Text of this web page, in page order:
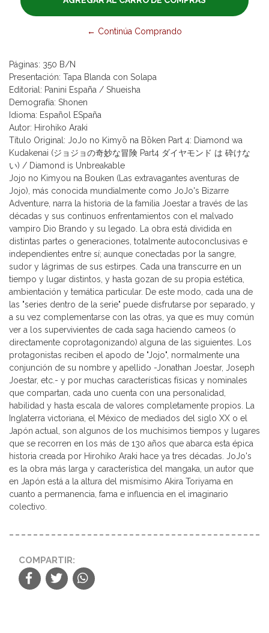
← Continúa Comprando
Páginas: 350 B/N
Presentación: Tapa Blanda con Solapa
Editorial: Panini España / Shueisha
Demografía: Shonen
Idioma: Español ESpaña
Autor: Hirohiko Araki
Título Original: JoJo no Kimyō na Bōken Part 4: Diamond wa
Kudakenai (ジョジョの奇妙な冒険 Part4 ダイヤモンド は 砕けな
い) / Diamond is Unbreakable
Jojo no Kimyou na Bouken (Las extravagantes aventuras de
Jojo), más conocida mundialmente como JoJo's Bizarre
Adventure, narra la historia de la familia Joestar a través de las
décadas y sus continuos enfrentamientos con el malvado
vampiro Dio Brando y su legado. La obra está dividida en
distintas partes o generaciones, totalmente autoconclusivas e
independientes entre sí; aunque conectadas por la sangre,
sudor y lágrimas de sus estirpes. Cada una transcurre en un
tiempo y lugar distintos, y hasta gozan de su propia estética,
ambientación y temática particular. De este modo, cada una de
las "series dentro de la serie" puede disfrutarse por separado, y
a su vez complementarse con las otras, ya que es muy común
ver a los supervivientes de cada saga haciendo cameos (o
directamente coprotagonizando) alguna de las siguientes. Los
protagonistas reciben el apodo de "Jojo", normalmente una
conjunción de su nombre y apellido -Jonathan Joestar, Joseph
Joestar, etc.- y por muchas características físicas y nominales
que compartan, cada uno cuenta con una personalidad,
habilidad y hasta escala de valores completamente propios. La
Inglaterra victoriana, el México de mediados del siglo XX o el
Japón actual, son algunos de los muchísimos tiempos y lugares
que se recorren en los más de 130 años que abarca esta épica
historia creada por Hirohiko Araki hace ya tres décadas. JoJo's
es la obra más larga y característica del mangaka, un autor que
en Japón está a la altura del mismísimo Akira Toriyama en
cuanto a permanencia, fama e influencia en el imaginario
colectivo.
COMPARTIR: